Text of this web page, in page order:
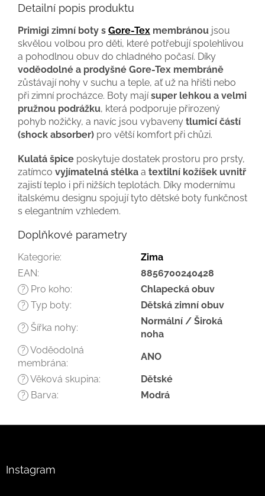
Detailní popis produktu
Primigi zimní boty s Gore-Tex membránou jsou
skvělou volbou pro děti, které potřebují spolehlivou
a pohodlnou obuv do chladného počasí. Díky
voděodolné a prodyšné Gore-Tex membráně
zůstávají nohy v suchu a teple, ať už na hřišti nebo
při zimní procházce. Boty majísuper lehkou a velmi
pružnou podrážku, která podporuje přirozený
pohyb nožičky, a navíc jsou vybaveny tlumicí částí
(shock absorber) pro větší komfort při chůzi.
Kulatá špice poskytuje dostatek prostoru pro prsty,
zatímco vyjímatelná stélka a textilní kožíšek uvnitř
zajistí teplo i při nižších teplotách. Díky modernímu
italskému designu spojují tyto dětské boty funkčnost
s elegantním vzhledem.
Doplňkové parametry
Kategorie:
Zima
EAN: 8856700240428
? Pro koho: Chlapecká obuv
? Typ boty: Dětská zimní obuv
? Šířka nohy:
Normální / Široká
noha
? Voděodolná
membrána:
ANO
? Věková skupina: Dětské
? Barva: Modrá
Instagram